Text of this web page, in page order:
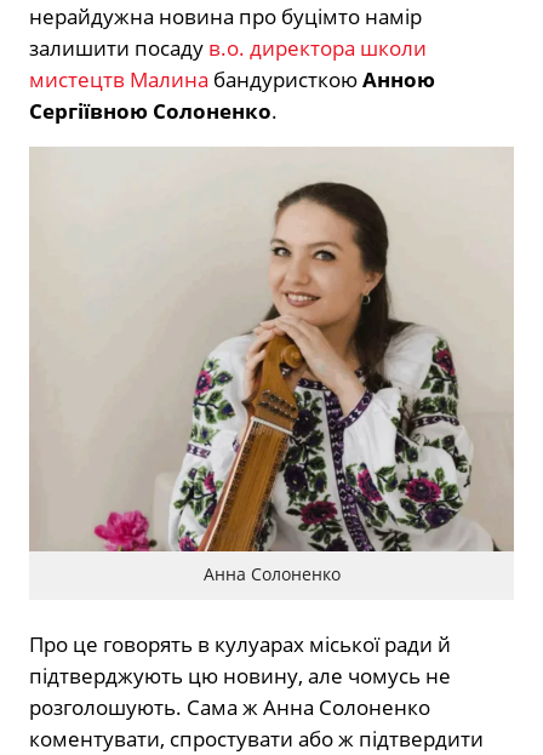
нерайдужна новина про буцімто намір
залишити посаду в.о. директора школи
мистецтв Малина бандуристкоюАнною
Сергіївною Солоненко.
Анна Солоненко
Про це говорять в кулуарах міської ради й
підтверджують цю новину, але чомусь не
розголошують. Сама ж Анна Солоненко
коментувати, спростувати або ж підтвердити